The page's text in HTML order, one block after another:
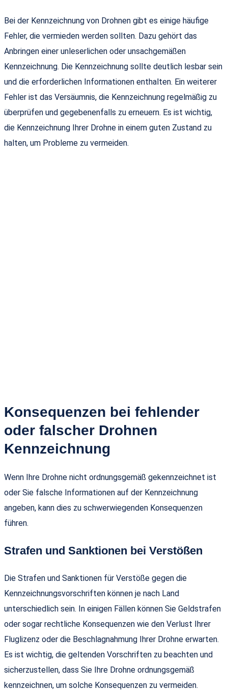
Bei der Kennzeichnung von Drohnen gibt es einige häufige
Fehler, die vermieden werden sollten. Dazu gehört das
Anbringen einer unleserlichen oder unsachgemäßen
Kennzeichnung. Die Kennzeichnung sollte deutlich lesbar sein
und die erforderlichen Informationen enthalten. Ein weiterer
Fehler ist das Versäumnis, die Kennzeichnung regelmäßig zu
überprüfen und gegebenenfalls zu erneuern. Es ist wichtig,
die Kennzeichnung Ihrer Drohne in einem guten Zustand zu
halten, um Probleme zu vermeiden.
Konsequenzen bei fehlender
oder falscher Drohnen
Kennzeichnung
Wenn Ihre Drohne nicht ordnungsgemäß gekennzeichnet ist
oder Sie falsche Informationen auf der Kennzeichnung
angeben, kann dies zu schwerwiegenden Konsequenzen
führen.
Strafen und Sanktionen bei Verstößen
Die Strafen und Sanktionen für Verstöße gegen die
Kennzeichnungsvorschriften können je nach Land
unterschiedlich sein. In einigen Fällen können Sie Geldstrafen
oder sogar rechtliche Konsequenzen wie den Verlust Ihrer
Fluglizenz oder die Beschlagnahmung Ihrer Drohne erwarten.
Es ist wichtig, die geltenden Vorschriften zu beachten und
sicherzustellen, dass Sie Ihre Drohne ordnungsgemäß
kennzeichnen, um solche Konsequenzen zu vermeiden.